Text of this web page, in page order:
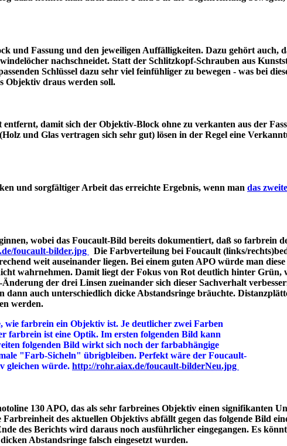
und Fassung und den jeweiligen Auffälligkeiten. Dazu gehört auch,
nachschneidet. Statt der Schlitzkopf-Schrauben aus
Schlüssel dazu sehr viel feinfühliger zu bewegen - was bei
Objektiv draus werden soll.
damit sich der Objektiv-Block ohne zu verkanten aus der
und Glas vertragen sich sehr gut) lösen in der Regel eine
und sorgfältiger Arbeit das erreichte Ergebnis, wenn man das
wobei das Foucault-Bild bereits dokumentiert, daß so farbrein
foucault-bilder.jpg
Die Farbverteilung bei Foucault (links/
weit auseinander liegen. Bei einem guten APO würde man
wahrnehmen. Damit liegt der Fokus von Rot deutlich hinter Grün,
der drei Linsen zueinander sich dieser Sachverhalt
dann auch unterschiedlich dicke Abstandsringe bräuchte.
werden.
wie farbrein ein Objektiv ist. Je deutlicher zwei Farben
farbrein ist eine Optik. Im ersten folgenden Bild kann
folgenden Bild wirkt sich noch der farbabhängige
"Farb-Sicheln" übrigbleiben. Perfekt wäre der Foucault-
gleichen würde. http://rohr.aiax.de/foucault-bilderNeu.jpg
130 APO, das als sehr farbreines Objektiv einen signifikanten
des aktuellen Objektivs abfällt gegen das folgende Bild
des Berichts wird daraus noch ausführlicher eingegangen. Es
dicken Abstandsringe falsch eingesetzt wurden.